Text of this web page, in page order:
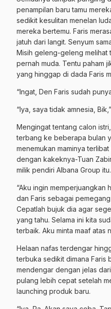
penampilan baru tamu
sedikit kesulitan menelan
mereka bertemu. Faris
jatuh dari langit. Senyum
Misih geleng-geleng melihat
pernah muda. Tentu paham
yang hinggap di dada Faris
“Ingat, Den Faris sudah
“Iya, saya tidak amnesia,
Mengingat tentang calon
terbang ke beberapa bulan
menemukan maminya
dengan kakeknya-Tuan
milik pendiri Albana Group itu.
“Aku ingin memperjuangkan
dan Faris sebagai
Cepatlah bujuk dia agar
yang tahu. Selama ini kita
terbaik. Aku minta maaf atas
Helaan nafas terdengar
terbuka sedikit dimana Faris
mendengar dengan jelas
pulang lebih cepat setelah
launching produk baru.